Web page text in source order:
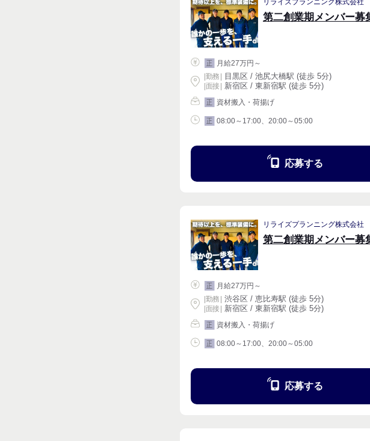
リライズプランニング株式会社
第二創業期メンバー
正
月給27万円～
|勤務 目黒区 / 池尻大橋駅 (徒歩 5分)
| 面接 | 新宿区 / 東新宿駅 (徒歩 5分)
正 資材搬入・荷揚げ
正 08:00～17:00、20:00～05:00
応募する
リライズプランニング株式会社
第二創業期メンバー
正
月給27万円～
|勤務 渋谷区 / 恵比寿駅 (徒歩 5分)
| 面接 | 新宿区 / 東新宿駅 (徒歩 5分)
正 資材搬入・荷揚げ
正 08:00～17:00、20:00～05:00
応募する